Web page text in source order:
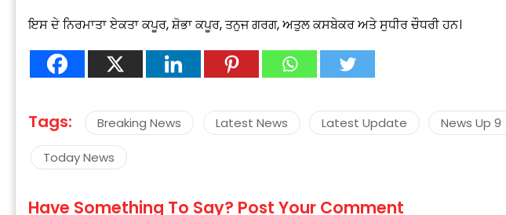
ਇਸ ਦੇ ਨਿਰਮਾਤਾ ਏਕਤਾ ਕਪੂਰ, ਸ਼ੋਭਾ ਕਪੂਰ, ਤਨੁਜ ਗਰਗ, ਅਤੁਲ ਕਸਬੇਕਰ ਅਤੇ ਸੁਧੀਰ ਚੌਧਰੀ ਹਨ।
Tags: Breaking News Latest News Latest Update News Up 9
Today News
Have Something To Say? Post Your Comment
zone.”